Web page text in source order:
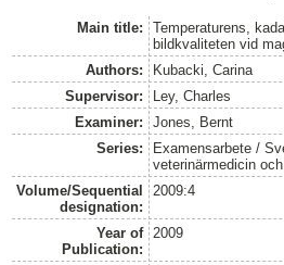
Main title:
Temperaturens,
bildkvaliteten vid
Authors:
Kubacki, Carina
Supervisor:
Ley, Charles
Examiner:
Jones, Bernt
Series:
Examensarbete /
veterinärmedicin
Volume/Sequential
designation:
2009:4
Year of
Publication:
2009